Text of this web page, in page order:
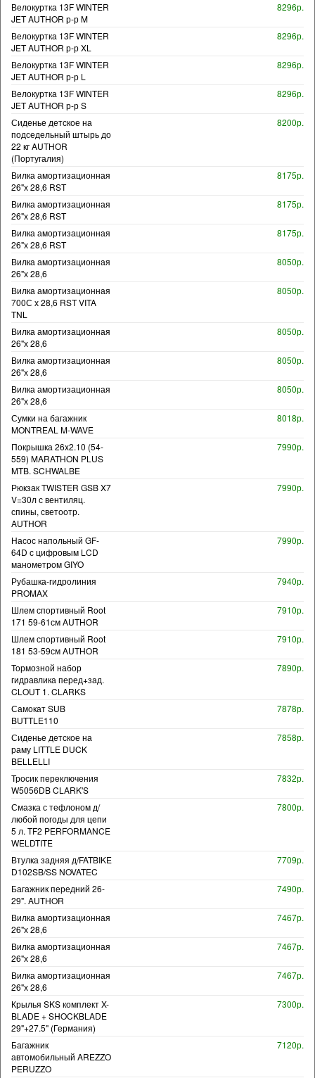
Велокуртка 13F WINTER
JET AUTHOR р-р M
8296р.
Велокуртка 13F WINTER
JET AUTHOR р-р XL
8296р.
Велокуртка 13F WINTER
JET AUTHOR р-р L
8296р.
Велокуртка 13F WINTER
JET AUTHOR р-р S
8296р.
Сиденье детское на
подседельный штырь до
22 кг AUTHOR
(Португалия)
8200р.
Вилка амортизационная
26"х 28,6 RST
8175р.
Вилка амортизационная
26"х 28,6 RST
8175р.
Вилка амортизационная
26"х 28,6 RST
8175р.
Вилка амортизационная
26"х 28,6
8050р.
Вилка амортизационная
700С х 28,6 RST VITA
TNL
8050р.
Вилка амортизационная
26"х 28,6
8050р.
Вилка амортизационная
26"х 28,6
8050р.
Вилка амортизационная
26"х 28,6
8050р.
Сумки на багажник
MONTREAL M-WAVE
8018р.
Покрышка 26x2.10 (54-
559) MARATHON PLUS
MTB. SCHWALBE
7990р.
Рюкзак TWISTER GSB X7
V=30л с вентиляц.
спины, светоотр.
AUTHOR
7990р.
Насос напольный GF-
64D с цифровым LCD
манометром GIYO
7990р.
Рубашка-гидролиния
PROMAX
7940р.
Шлем спортивный Root
171 59-61см AUTHOR
7910р.
Шлем спортивный Root
181 53-59см AUTHOR
7910р.
Тормозной набор
гидравлика перед+зад.
CLOUT 1. CLARKS
7890р.
Самокат SUB
BUTTLE110
7878р.
Сиденье детское на
раму LITTLE DUCK
BELLELLI
7858р.
Тросик переключения
W5056DB CLARK'S
7832р.
Смазка с тефлоном д/
любой погоды для цепи
5 л. TF2 PERFORMANCE
WELDTITE
7800р.
Втулка задняя д/FATBIKE
D102SB/SS NOVATEC
7709р.
Багажник передний 26-
29". AUTHOR
7490р.
Вилка амортизационная
26"х 28,6
7467р.
Вилка амортизационная
26"х 28,6
7467р.
Вилка амортизационная
26"х 28,6
7467р.
Крылья SKS комплект X-
BLADE + SHOCKBLADE
29"+27.5" (Германия)
7300р.
Багажник
автомобильный AREZZO
PERUZZO
7120р.